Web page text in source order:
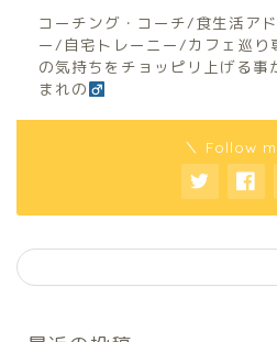
コーチング・コーチ/食生活ア
ー/自宅トレーニー/カフェ巡り
の気持ちをチョッピリ上げる事
まれの
＼ Follow